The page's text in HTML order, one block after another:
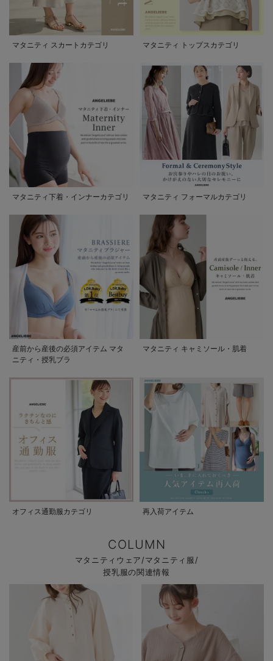
マタニティ スカートカテゴリ マタニティ トップスカテゴリ
マタニティ下着・インナーカテゴリ マタニティ フォーマルカテゴリ
産前から産後の必須アイテム マタ
ニティ・授乳ブラ
マタニティ キャミソール・肌着
オフィス通勤服カテゴリ 再入荷アイテム
COLUMN
マタニティウェア/マタニティ服/
授乳服の関連情報